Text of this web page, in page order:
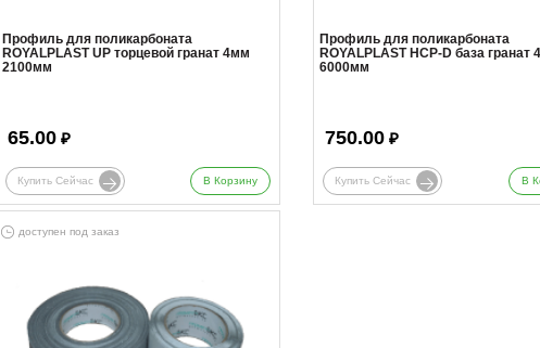
Профиль для поликарбоната
ROYALPLAST UP торцевой гранат 4мм
2100мм
65.00₽
Купить Сейчас В Корзину
Профиль для поликарбоната
ROYALPLAST HCP-D база гранат
6000мм
750.00 ₽
Купить Сейчас В
доступен под заказ